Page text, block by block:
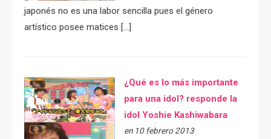
japonés no es una labor sencilla pues el género
artístico posee matices […]
¿Qué es lo más importante
para una idol? responde la
idol Yoshie Kashiwabara
en 10 febrero 2013